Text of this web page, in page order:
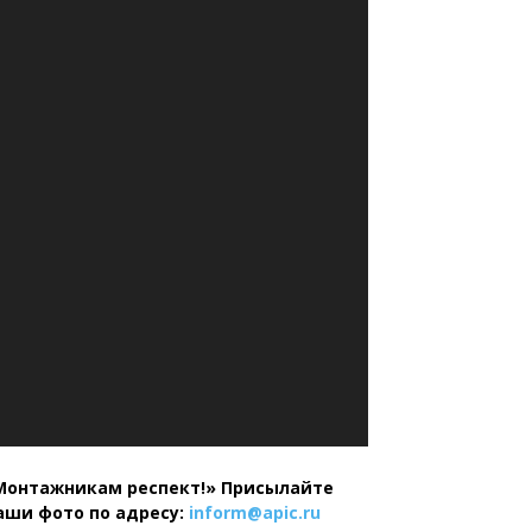
респект!» Присылайте
фото по адресу: inform@apic.ru